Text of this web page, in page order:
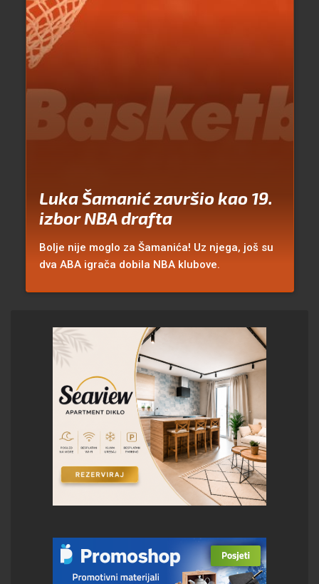
Luka Šamanić završio kao 19.
izbor NBA drafta
Bolje nije moglo za Šamanića! Uz njega, još su
dva ABA igrača dobila NBA klubove.